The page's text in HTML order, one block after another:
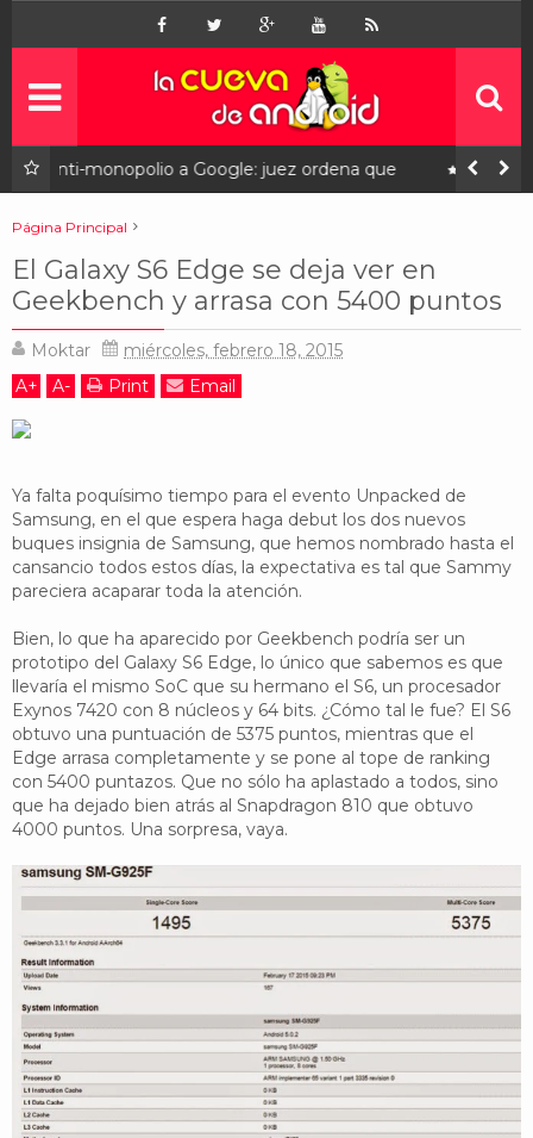
que
Estas son las novedades de LibreOffice 25.2, ya
disponible
Página Principal
galaxy edge
noticias samsung
unpacked
El Galaxy S6 Edge se deja ver en Geekbench y arrasa con 5400 puntos
El Galaxy S6 Edge se deja ver en
Geekbench y arrasa con 5400 puntos
Moktar
miércoles, febrero 18, 2015
A+ A- Print Email
Ya falta poquísimo tiempo para el evento Unpacked de
Samsung, en el que espera haga debut los dos nuevos
buques insignia de Samsung, que hemos nombrado hasta el
cansancio todos estos días, la expectativa es tal que Sammy
pareciera acaparar toda la atención.
Bien, lo que ha aparecido por Geekbench podría ser un
prototipo del Galaxy S6 Edge, lo único que sabemos es que
llevaría el mismo SoC que su hermano el S6, un procesador
Exynos 7420 con 8 núcleos y 64 bits. ¿Cómo tal le fue? El S6
obtuvo una puntuación de 5375 puntos, mientras que el
Edge arrasa completamente y se pone al tope de ranking
con 5400 puntazos. Que no sólo ha aplastado a todos, sino
que ha dejado bien atrás al Snapdragon 810 que obtuvo
4000 puntos. Una sorpresa, vaya.
Noticias
Apps gratis
Linux
Contacto ¿quiénes somos?
Ofertas patrocinados
Contáctanos
¿Quiénes somos?
YouTube
Twitter
Foro